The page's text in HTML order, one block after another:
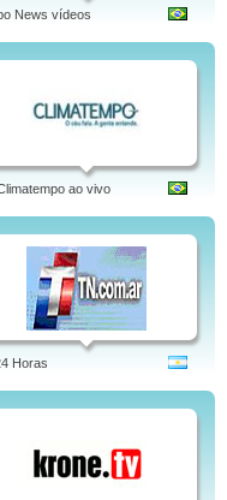
News vídeos
ao vivo
Horas